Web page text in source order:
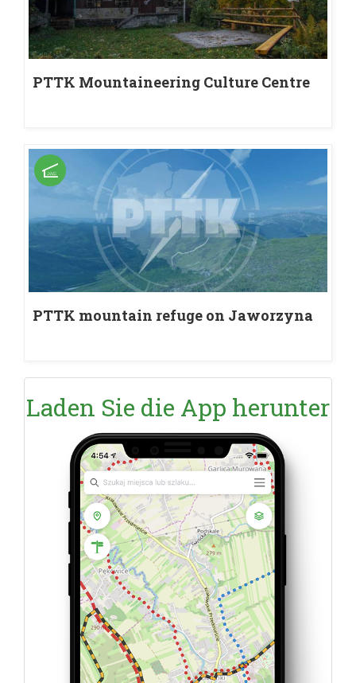
PTTK Mountaineering Culture Centre
in Jaworzyna Krynicka
PTTK mountain refuge on Jaworzyna
Laden Sie die App herunter